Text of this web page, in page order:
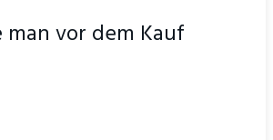
vor dem Kauf